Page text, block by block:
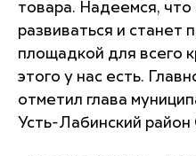
товара. Надеемся, что
развиваться и станет
площадкой для всего
этого у нас есть.
отметил глава
Усть-Лабинский